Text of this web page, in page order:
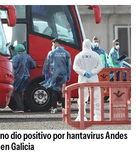
dio positivo por hantavirus Andes
Galicia